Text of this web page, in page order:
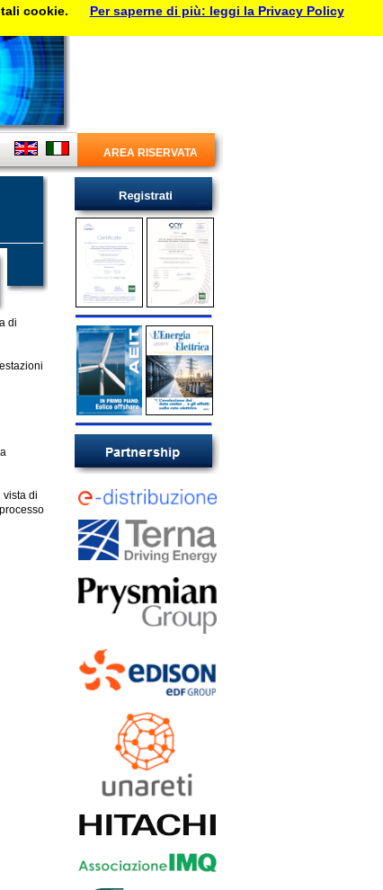
AREA RISERVATA
di
vista di
cookie.
Per saperne di più: leggi la Privacy Policy